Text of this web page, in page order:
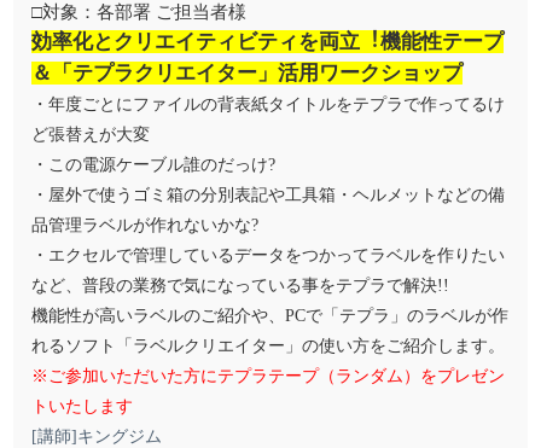
□対象：各部署 ご担当者様
効率化とクリエイティビティを両立︕機能性テープ
＆「テプラクリエイター」活用ワークショップ
・年度ごとにファイルの背表紙タイトルをテプラで作ってるけ
ど張替えが大変
・この電源ケーブル誰のだっけ?
・屋外で使うゴミ箱の分別表記や工具箱・ヘルメットなどの備
品管理ラベルが作れないかな?
・エクセルで管理しているデータをつかってラベルを作りたい
など、普段の業務で気になっている事をテプラで解決!!
機能性が高いラベルのご紹介や、PCで「テプラ」のラベルが作
れるソフト「ラベルクリエイター」の使い方をご紹介します。
※ご参加いただいた方にテプラテープ（ランダム）をプレゼン
トいたします
[講師]キングジム